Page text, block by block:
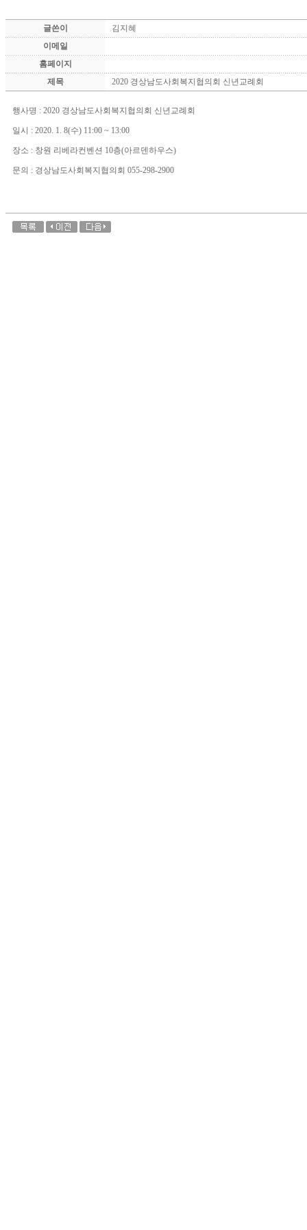
글쓴이
김지혜
이메일
홈페이지
제목
2020 경상남도사회복지협의회 신년교례회
행사명 : 2020 경상남도사회복지협의회 신년교례회
일시 : 2020. 1. 8(수) 11:00 ~ 13:00
장소 : 창원 리베라컨벤션 10층(아르덴하우스)
문의 : 경상남도사회복지협의회 055-298-2900